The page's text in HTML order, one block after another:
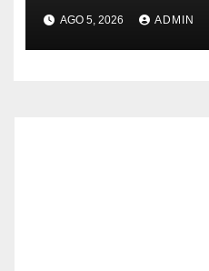
né interessi
AGO 5, 2026 ADMIN